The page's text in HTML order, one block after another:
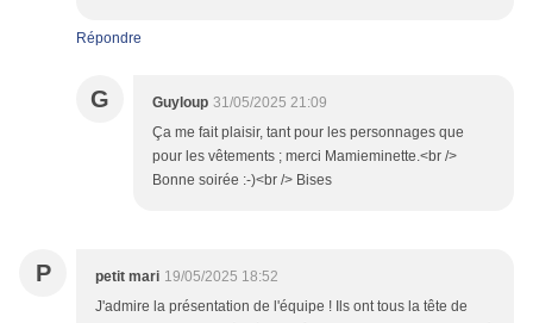
Répondre
G Guyloup 31/05/2025 21:09
Ça me fait plaisir, tant pour les personnages que
pour les vêtements ; merci Mamieminette.<br />
Bonne soirée :-)<br /> Bises
P petit mari 19/05/2025 18:52
J'admire la présentation de l'équipe ! Ils ont tous la tête de